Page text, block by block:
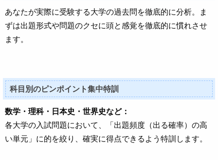
あなたが実際に受験する大学の過去問を徹底的に分析。ま
ずは出題形式や問題のクセに頭と感覚を徹底的に慣れさせ
ます。
科目別のピンポイント集中特訓
数学・理科・日本史・世界史など：
各大学の入試問題において、「出題頻度（出る確率）の高
い単元」に的を絞り、確実に得点できるよう特訓します。